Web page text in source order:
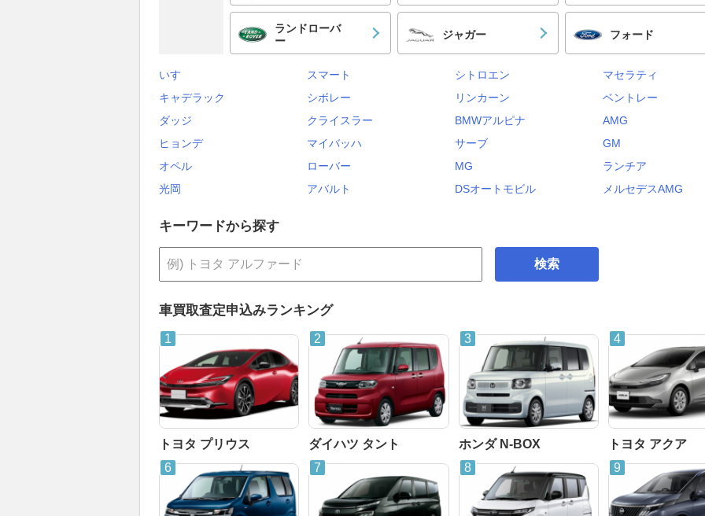
ランドローバ
ー
ジャガー フォード
いすゞ スマート シトロエン
マセラティ
キャデラック
シボレー リンカーン
ベントレー
ダッジ
クライスラー BMWアルピナ
AMG
ヒョンデ
マイバッハ サーブ
GM
オペル
ローバー MG
ランチア
光岡
アバルト DSオートモビル メルセデスAMG
キーワードから探す
検索
車買取査定申込みランキング
トヨタ プリウス ダイハツ タント ホンダ N-BOX トヨタ アクア